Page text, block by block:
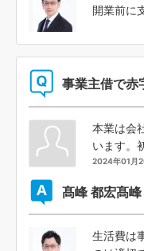
開業前に
事業主借で赤
本業は会
います。
2024年01月
髙峰 都宏髙
生活費は